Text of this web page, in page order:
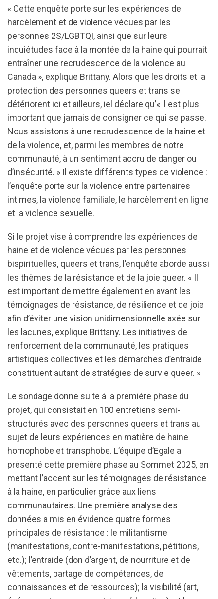
« Cette enquête porte sur les expériences de
harcèlement et de violence vécues par les
personnes 2S/LGBTQI, ainsi que sur leurs
inquiétudes face à la montée de la haine qui pourrait
entraîner une recrudescence de la violence au
Canada », explique Brittany. Alors que les droits et la
protection des personnes queers et trans se
détériorent ici et ailleurs, iel déclare qu’« il est plus
important que jamais de consigner ce qui se passe.
Nous assistons à une recrudescence de la haine et
de la violence, et, parmi les membres de notre
communauté, à un sentiment accru de danger ou
d’insécurité. » Il existe différents types de violence :
l’enquête porte sur la violence entre partenaires
intimes, la violence familiale, le harcèlement en ligne
et la violence sexuelle.
Si le projet vise à comprendre les expériences de
haine et de violence vécues par les personnes
bispirituelles, queers et trans, l’enquête aborde aussi
les thèmes de la résistance et de la joie queer. « Il
est important de mettre également en avant les
témoignages de résistance, de résilience et de joie
afin d’éviter une vision unidimensionnelle axée sur
les lacunes, explique Brittany. Les initiatives de
renforcement de la communauté, les pratiques
artistiques collectives et les démarches d’entraide
constituent autant de stratégies de survie queer. »
Le sondage donne suite à la première phase du
projet, qui consistait en 100 entretiens semi-
structurés avec des personnes queers et trans au
sujet de leurs expériences en matière de haine
homophobe et transphobe. L’équipe d’Egale a
présenté cette première phase au Sommet 2025, en
mettant l’accent sur les témoignages de résistance
à la haine, en particulier grâce aux liens
communautaires. Une première analyse des
données a mis en évidence quatre formes
principales de résistance : le militantisme
(manifestations, contre-manifestations, pétitions,
etc.); l’entraide (don d’argent, de nourriture et de
vêtements, partage de compétences, de
connaissances et de ressources); la visibilité (art,